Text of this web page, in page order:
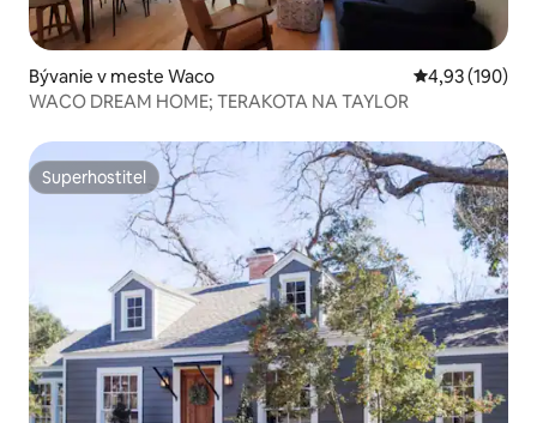
Bývanie v meste Waco Priemerné
4,93 (190)
WACO DREAM HOME; TERAKOTA NA TAYLOR
Superhostiteľ
Superhostiteľ